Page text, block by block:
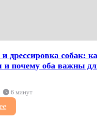
дрессировка собак:
и почему оба важны
6 минут